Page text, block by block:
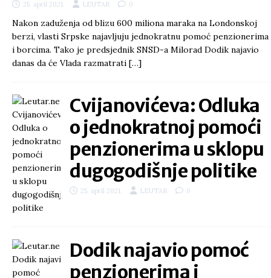
25. april 2021. LEUTAR 0
Nakon zaduženja od blizu 600 miliona maraka na Londonskoj
berzi, vlasti Srpske najavljuju jednokratnu pomoć penzionerima
i borcima. Tako je predsjednik SNSD-a Milorad Dodik najavio
danas da će Vlada razmatrati […]
Cvijanovićeva: Odluka
o jednokratnoj pomoći
penzionerima u sklopu
dugogodišnje politike
25. april 2021. LEUTAR 0
Dodik najavio pomoć
penzionerima i